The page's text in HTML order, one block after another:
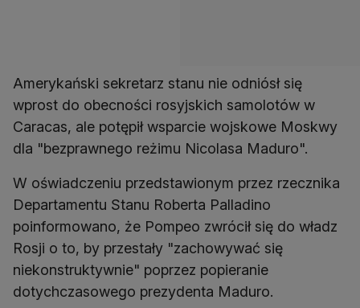
Amerykański sekretarz stanu nie odniósł się
wprost do obecności rosyjskich samolotów w
Caracas, ale potępił wsparcie wojskowe Moskwy
dla "bezprawnego reżimu Nicolasa Maduro".
W oświadczeniu przedstawionym przez rzecznika
Departamentu Stanu Roberta Palladino
poinformowano, że Pompeo zwrócił się do władz
Rosji o to, by przestały "zachowywać się
niekonstruktywnie" poprzez popieranie
dotychczasowego prezydenta Maduro.